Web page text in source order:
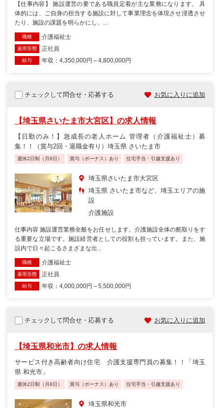
【仕事内容】 施設運営の要である職員定着が主な業務になります。 具
体的には、ご自身の担当する施設に対して事業理念を体現させ浸透させ
たり、施設の課題を明らかにし、...
職種 介護福祉士
雇用形態 正社員
給与 年収：4,350,000円～4,800,000円
チェックして問合せ・応募する お気に入りに追加
【埼玉県さいたま市大宮区】の求人情報
【日勤のみ！】急成長の老人ホーム 管理者（介護福祉士）募
集！！（賞与2回・退職金有り）埼玉県 さいたま市
週休2日制（月8日） 賞与（ボーナス）あり 住宅手当・引越支援あり
埼玉県さいたま市大宮区
埼玉県 さいたま市など、埼玉エリアの施
設
介護施設
仕事内容 施設運営業務全般をお任せします。介護施設全体の舵取りをす
る重要な立場です。施設経営者としての役割も担っています。また、施
設内で日々起こるさまざまな出...
職種 介護福祉士
雇用形態 正社員
給与 年収：4,000,000円～5,500,000円
チェックして問合せ・応募する お気に入りに追加
【埼玉県和光市】の求人情報
サービス付き高齢者向け住宅 介護支援専門員の募集！！「埼玉
県 和光市」
週休2日制（月8日） 賞与（ボーナス）あり 住宅手当・引越支援あり
埼玉県和光市